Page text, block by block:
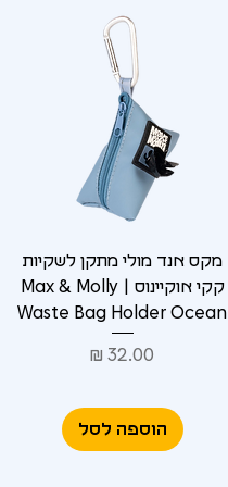
מקס אנד מולי מתקן לשקיות
קקי אוקיינוס | Max & Molly
Waste Bag Holder Ocean
מחיר
הוספה לסל